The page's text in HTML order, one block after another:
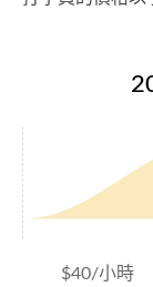
$40/小時